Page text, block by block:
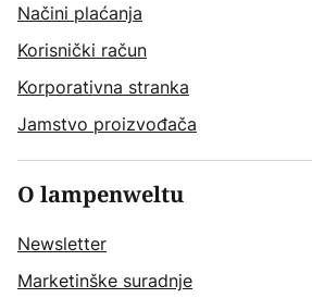
Načini plaćanja
Korisnički račun
Korporativna stranka
Jamstvo proizvođača
O lampenweltu
Newsletter
Marketinške suradnje